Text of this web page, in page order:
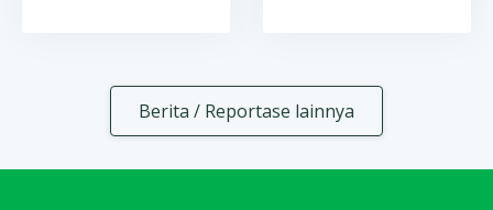
Berita / Reportase lainnya